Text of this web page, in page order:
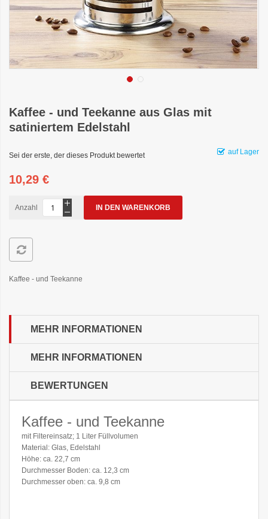
Kaffee - und Teekanne aus Glas mit
satiniertem Edelstahl
auf Lager
Sei der erste, der dieses Produkt bewertet
10,29 €
Anzahl IN DEN WARENKORB
Kaffee - und Teekanne
MEHR INFORMATIONEN
MEHR INFORMATIONEN
BEWERTUNGEN
Kaffee - und Teekanne
mit Filtereinsatz; 1 Liter Füllvolumen
Material: Glas, Edelstahl
Höhe: ca. 22,7 cm
Durchmesser Boden: ca. 12,3 cm
Durchmesser oben: ca. 9,8 cm